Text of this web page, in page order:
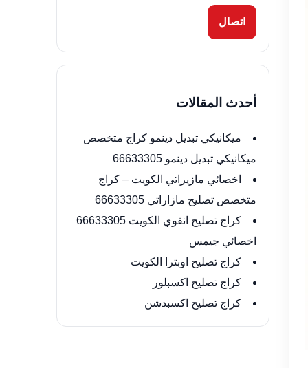
اتصال
أحدث المقالات
ميكانيكي تبديل دينمو كراج متخصص
ميكانيكي تبديل دينمو 66633305
اخصائي مازيراتي الكويت – كراج
متخصص تصليح مازاراتي 66633305
كراج تصليح انفوي الكويت 66633305
اخصائي جيمس
كراج تصليح اوبترا الكويت
كراج تصليح اكسبلور
كراج تصليح اكسبدشن